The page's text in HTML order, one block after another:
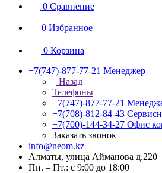
0 Сравнение
0 Избранное
0 Корзина
+7(747)-877-77-21 Менеджер
Назад
Телефоны
+7(747)-877-77-21
+7(708)-812-84-43
+7(700)-144-34-27 Офис
Заказать звонок
info@neom.kz
Алматы, улица Айманова д.220
Пн. – Пт.: с 9:00 до 18:00